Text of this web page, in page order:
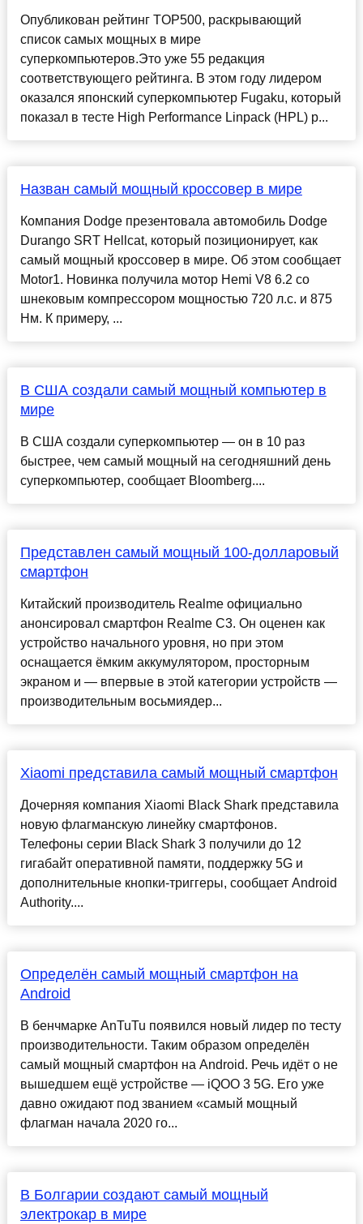
Опубликован рейтинг TOP500, раскрывающий
список самых мощных в мире
суперкомпьютеров.Это уже 55 редакция
соответствующего рейтинга. В этом году лидером
оказался японский суперкомпьютер Fugaku, который
показал в тесте High Performance Linpack (HPL) р...
Назван самый мощный кроссовер в мире
Компания Dodge презентовала автомобиль Dodge
Durango SRT Hellcat, который позиционирует, как
самый мощный кроссовер в мире. Об этом сообщает
Motor1. Новинка получила мотор Hemi V8 6.2 со
шнековым компрессором мощностью 720 л.с. и 875
Нм. К примеру, ...
В США создали самый мощный компьютер в
мире
В США создали суперкомпьютер — он в 10 раз
быстрее, чем самый мощный на сегодняшний день
суперкомпьютер, сообщает Bloomberg....
Представлен самый мощный 100-долларовый
смартфон
Китайский производитель Realme официально
анонсировал смартфон Realme C3. Он оценен как
устройство начального уровня, но при этом
оснащается ёмким аккумулятором, просторным
экраном и — впервые в этой категории устройств —
производительным восьмиядер...
Xiaomi представила самый мощный смартфон
Дочерняя компания Xiaomi Black Shark представила
новую флагманскую линейку смартфонов.
Телефоны серии Black Shark 3 получили до 12
гигабайт оперативной памяти, поддержку 5G и
дополнительные кнопки-триггеры, сообщает Android
Authority....
Определён самый мощный смартфон на
Android
В бенчмарке AnTuTu появился новый лидер по тесту
производительности. Таким образом определён
самый мощный смартфон на Android. Речь идёт о не
вышедшем ещё устройстве — iQOO 3 5G. Его уже
давно ожидают под званием «самый мощный
флагман начала 2020 го...
В Болгарии создают самый мощный
электрокар в мире